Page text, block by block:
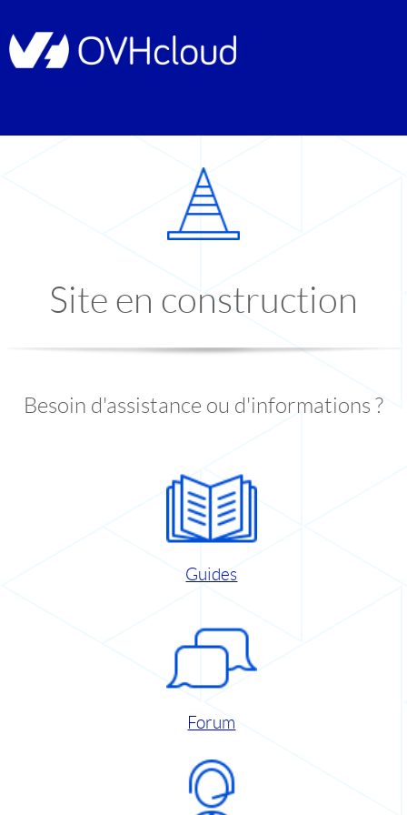
Site en construction
Besoin d'assistance ou d'informations ?
Guides
Forum